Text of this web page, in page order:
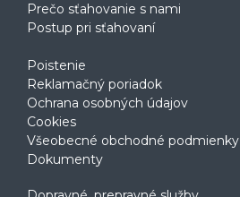
Prečo sťahovanie s nami
Postup pri sťahovaní
Poistenie
Reklamačný poriadok
Ochrana osobných údajov
Cookies
Všeobecné obchodné podmienky
Dokumenty